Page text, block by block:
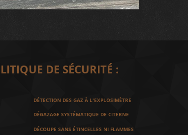
DE SÉCURITÉ :
DÉTECTION DES GAZ À L'EXPLOSIMÈTRE
DÉGAZAGE SYSTÉMATIQUE DE CITERNE
DÉCOUPE SANS ÉTINCELLES NI FLAMMES